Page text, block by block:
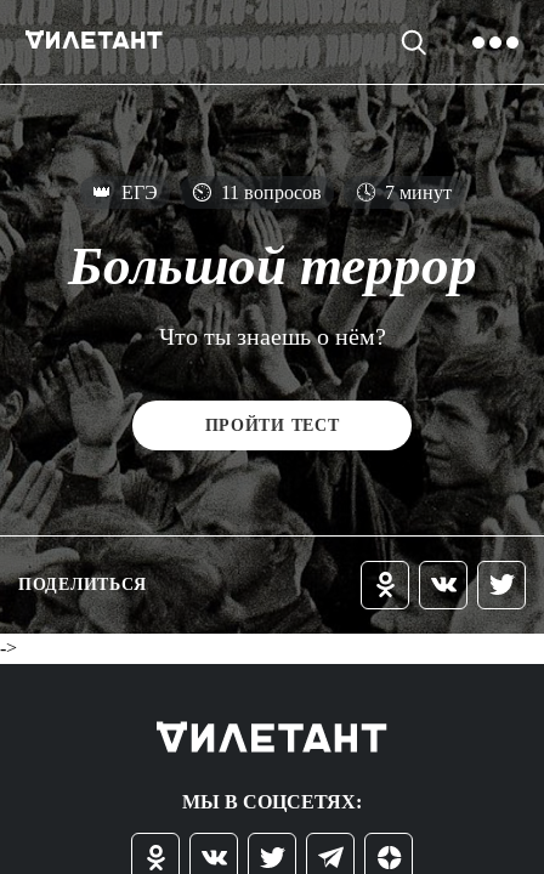
👑 ЕГЭ ⏲ 11 вопросов 🕓 7 минут
Большой террор
Что ты знаешь о нём?
ПРОЙТИ ТЕСТ
ПОДЕЛИТЬСЯ
->
МЫ В СОЦСЕТЯХ: